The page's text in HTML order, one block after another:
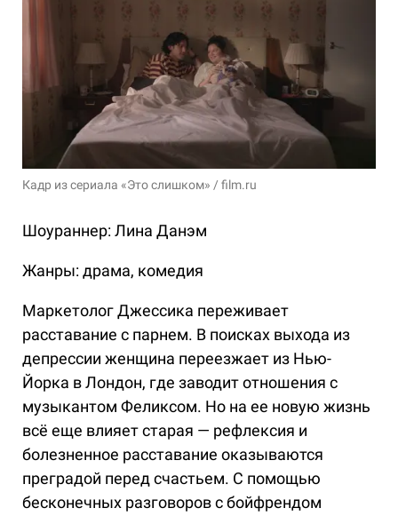
Кадр из сериала «Это слишком» / film.ru
Шоураннер: Лина Данэм
Жанры: драма, комедия
Маркетолог Джессика переживает
расставание с парнем. В поисках выхода из
депрессии женщина переезжает из Нью-
Йорка в Лондон, где заводит отношения с
музыкантом Феликсом. Но на ее новую жизнь
всё еще влияет старая — рефлексия и
болезненное расставание оказываются
преградой перед счастьем. С помощью
бесконечных разговоров с бойфрендом